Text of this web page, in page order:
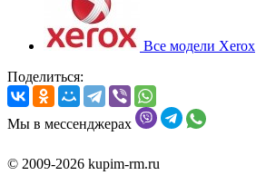
Все модели Xerox
Поделиться:
Мы в мессенджерах
© 2009-2026 kupim-rm.ru